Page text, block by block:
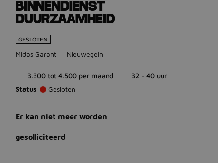
BINNENDIENST
DUURZAAMHEID
GESLOTEN
Midas Garant Nieuwegein
3.300 tot 4.500 per maand
32 - 40 uur
Status
Gesloten
Er kan niet meer worden
gesolliciteerd